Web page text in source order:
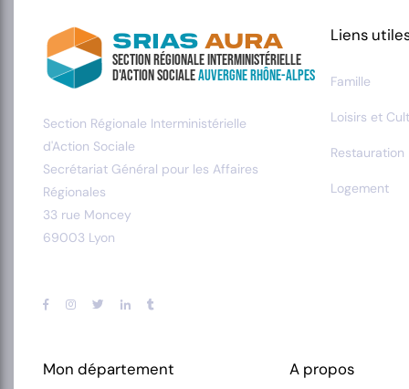
SRIAS AURA
Section Régionale Interministérielle
d'Action SocialeAuvergne Rhône-Alpes
Section Régionale Interministérielle
d'Action Sociale
Secrétariat Général pour les Affaires
Régionales
33 rue Moncey
69003 Lyon
Liens
Famille
Loisirs et
Restauration
Logement
Mon département A propos